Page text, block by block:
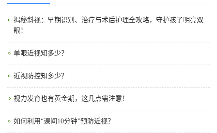
揭秘斜视：早期识别、治疗与术后护理全攻略，守护孩子明亮双
眼！
单眼近视知多少？
近视防控知多少？
视力发育也有黄金期，这几点需注意！
如何利用“课间10分钟”预防近视？